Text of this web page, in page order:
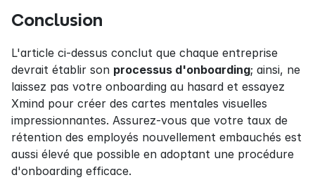
Conclusion
L'article ci-dessus conclut que chaque entreprise
devrait établir son processus d'onboarding; ainsi, ne
laissez pas votre onboarding au hasard et essayez
Xmind pour créer des cartes mentales visuelles
impressionnantes. Assurez-vous que votre taux de
rétention des employés nouvellement embauchés est
aussi élevé que possible en adoptant une procédure
d'onboarding efficace.